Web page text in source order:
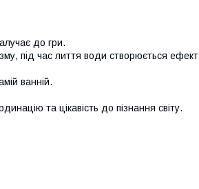
до гри.
під час лиття води створюється ефект
ванній.
та цікавість до пізнання світу.